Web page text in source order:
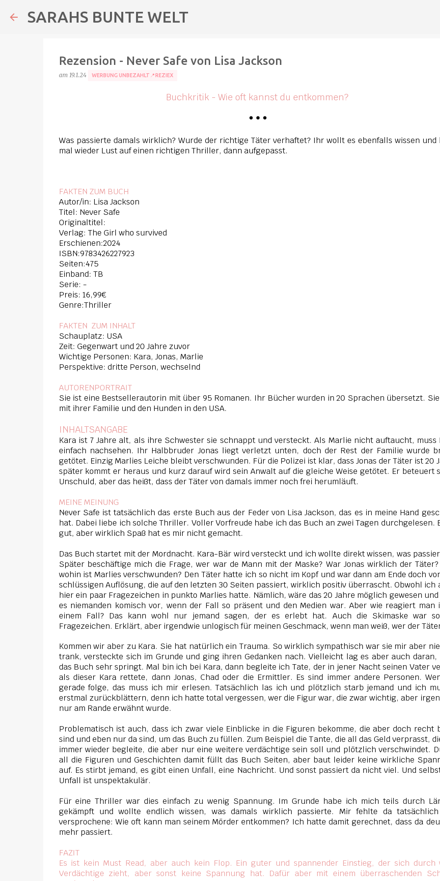
SARAHS BUNTE WELT
Rezension - Never Safe von Lisa Jackson
am 19.1.24 WERBUNG UNBEZAHLT📍REZIEX
Buchkritik - Wie oft kannst du entkommen?
• • •
Was passierte damals wirklich? Wurde der richtige Täter verhaftet? Ihr wollt es ebenfalls wissen und
mal wieder Lust auf einen richtigen Thriller, dann aufgepasst.
FAKTEN ZUM BUCH
Autor/in: Lisa Jackson
Titel: Never Safe
Originaltitel:
Verlag: The Girl who survived
Erschienen:2024
ISBN:9783426227923
Seiten:475
Einband: TB
Serie: -
Preis: 16,99€
Genre:Thriller
FAKTEN ZUM INHALT
Schauplatz: USA
Zeit: Gegenwart und 20 Jahre zuvor
Wichtige Personen: Kara, Jonas, Marlie
Perspektive: dritte Person, wechselnd
AUTORENPORTRAIT
Sie ist eine Bestsellerautorin mit über 95 Romanen. Ihr Bücher wurden in 20 Sprachen übersetzt.
mit ihrer Familie und den Hunden in den USA.
INHALTSANGABE
Kara ist 7 Jahre alt, als ihre Schwester sie schnappt und versteckt. Als Marlie nicht auftaucht, muss
einfach nachsehen. Ihr Halbbruder Jonas liegt verletzt unten, doch der Rest der Familie wurde
getötet. Einzig Marlies Leiche bleibt verschwunden. Für die Polizei ist klar, dass Jonas der Täter ist 20
später kommt er heraus und kurz darauf wird sein Anwalt auf die gleiche Weise getötet. Er beteuert
Unschuld, aber das heißt, dass der Täter von damals immer noch frei herumläuft.
MEINE MEINUNG
Never Safe ist tatsächlich das erste Buch aus der Feder von Lisa Jackson, das es in meine Hand
hat. Dabei liebe ich solche Thriller. Voller Vorfreude habe ich das Buch an zwei Tagen durchgelesen.
gut, aber wirklich Spaß hat es mir nicht gemacht.
Das Buch startet mit der Mordnacht. Kara-Bär wird versteckt und ich wollte direkt wissen, was
Später beschäftige mich die Frage, wer war de Mann mit der Maske? War Jonas wirklich der
wohin ist Marlies verschwunden? Den Täter hatte ich so nicht im Kopf und war dann am Ende doch
schlüssigen Auflösung, die auf den letzten 30 Seiten passiert, wirklich positiv überrascht. Obwohl ich
hier ein paar Fragezeichen in punkto Marlies hatte. Nämlich, wäre das 20 Jahre möglich gewesen
es niemanden komisch vor, wenn der Fall so präsent und den Medien war. Aber wie reagiert man
einem Fall? Das kann wohl nur jemand sagen, der es erlebt hat. Auch die Skimaske war
Fragezeichen. Erklärt, aber irgendwie unlogisch für meinen Geschmack, wenn man weiß, wer der
Kommen wir aber zu Kara. Sie hat natürlich ein Trauma. So wirklich sympathisch war sie mir aber
trank, versteckte sich im Grunde und ging ihren Gedanken nach. Vielleicht lag es aber auch daran,
das Buch sehr springt. Mal bin ich bei Kara, dann begleite ich Tate, der in jener Nacht seinen Vater
als dieser Kara rettete, dann Jonas, Chad oder die Ermittler. Es sind immer andere Personen.
gerade folge, das muss ich mir erlesen. Tatsächlich las ich und plötzlich starb jemand und ich
erstmal zurückblättern, denn ich hatte total vergessen, wer die Figur war, die zwar wichtig, aber
nur am Rande erwähnt wurde.
Problematisch ist auch, dass ich zwar viele Einblicke in die Figuren bekomme, die aber doch recht
sind und eben nur da sind, um das Buch zu füllen. Zum Beispiel die Tante, die all das Geld verprasst,
immer wieder begleite, die aber nur eine weitere verdächtige sein soll und plötzlich verschwindet.
all die Figuren und Geschichten damit füllt das Buch Seiten, aber baut leider keine wirkliche
auf. Es stirbt jemand, es gibt einen Unfall, eine Nachricht. Und sonst passiert da nicht viel. Und
Unfall ist unspektakulär.
Für eine Thriller war dies einfach zu wenig Spannung. ImGrunde habe ich mich teils durch
gekämpft und wollte endlich wissen, was damals wirklich passierte. Mir fehlte da
versprochene: Wie oft kann man seinem Mörder entkommen? Ich hatte damit gerechnet, dass da
mehr passiert.
FAZIT
Es ist kein Must Read, aber auch kein Flop. Ein guter und spannender Einstieg, der sich durch
Verdächtige zieht, aber sonst keine Spannung hat. Dafür aber mit einem überraschenden